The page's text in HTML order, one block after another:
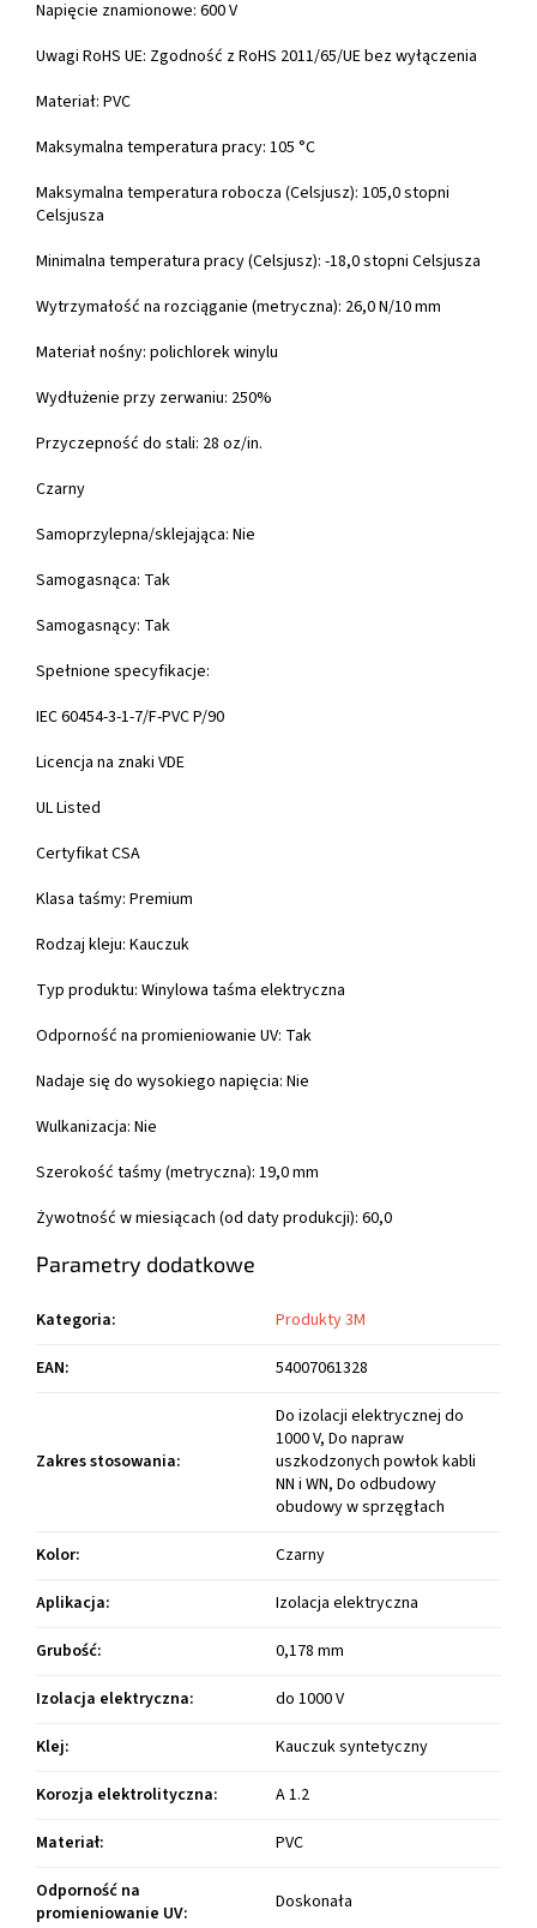
Napięcie znamionowe: 600 V
Uwagi RoHS UE: Zgodność z RoHS 2011/65/UE bez wyłączenia
Materiał: PVC
Maksymalna temperatura pracy: 105 °C
Maksymalna temperatura robocza (Celsjusz): 105,0 stopni
Celsjusza
Minimalna temperatura pracy (Celsjusz): -18,0 stopni Celsjusza
Wytrzymałość na rozciąganie (metryczna): 26,0 N/10 mm
Materiał nośny: polichlorek winylu
Wydłużenie przy zerwaniu: 250%
Przyczepność do stali: 28 oz/in.
Czarny
Samoprzylepna/sklejająca: Nie
Samogasnąca: Tak
Samogasnący: Tak
Spełnione specyfikacje:
IEC 60454-3-1-7/F-PVC P/90
Licencja na znaki VDE
UL Listed
Certyfikat CSA
Klasa taśmy: Premium
Rodzaj kleju: Kauczuk
Typ produktu: Winylowa taśma elektryczna
Odporność na promieniowanie UV: Tak
Nadaje się do wysokiego napięcia: Nie
Wulkanizacja: Nie
Szerokość taśmy (metryczna): 19,0 mm
Żywotność w miesiącach (od daty produkcji): 60,0
Parametry dodatkowe
Kategoria:
Produkty 3M
EAN: 54007061328
Zakres stosowania:
Do izolacji elektrycznej do
1000 V, Do napraw
uszkodzonych powłok kabli
NN i WN, Do odbudowy
obudowy w sprzęgłach
Kolor:
Czarny
Aplikacja:
Izolacja elektryczna
Grubość:
0,178 mm
Izolacja elektryczna:
do 1000 V
Klej:
Kauczuk syntetyczny
Korozja elektrolityczna:
A 1.2
Materiał:
PVC
Odporność na
promieniowanie UV: Doskonała